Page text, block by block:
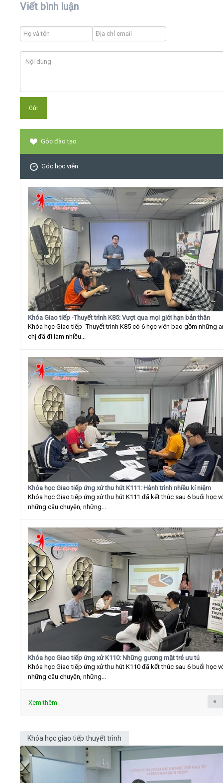
Viết bình luận
Góc đào tạo
Góc học viên
Khóa Giao tiếp -Thuyết trình K85: Vượt qua mọi giới hạn bản thân
Khóa học Giao tiếp -Thuyết trình K85 có 6 học viên bao gồm những
chị đã đi làm nhiều...
Khóa học Giao tiếp ứng xử thu hút K111: Hành trình nhiều kỉ niệm
Khóa học Giao tiếp ứng xử thu hút K111 đã kết thúc sau 6 buổi học
những câu chuyện, những...
Khóa học Giao tiếp ứng xử K110: Những gương mặt trẻ ưu tú
Khóa học Giao tiếp ứng xử thu hút K110 đã kết thúc sau 6 buổi học
những câu chuyện, những...
Xem thêm
Khóa học giao tiếp thuyết trình